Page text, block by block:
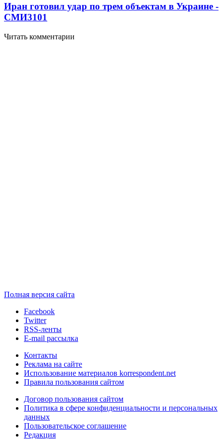
Иран готовил удар по трем объектам в Украине -
СМИ3101
Читать комментарии
Полная версия сайта
Facebook
Twitter
RSS-ленты
E-mail рассылка
Контакты
Реклама на сайте
Использование материалов korrespondent.net
Правила пользования сайтом
Договор пользования сайтом
Политика в сфере конфиденциальности и персональных
данных
Пользовательское соглашение
Редакция